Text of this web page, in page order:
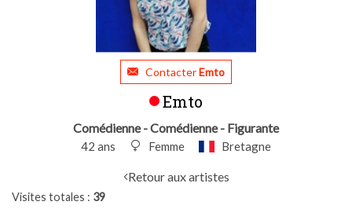
ContacterEmto
Emto
Comédienne - Comédienne - Figurante
42 ans Femme Bretagne
Retour aux artistes
Visites totales 39